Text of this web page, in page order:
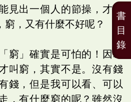
見出一個人的節操，才能
窮，又有什麼不好呢？
窮」確實是可怕的！因為
叫窮，其實不是。沒有錢
錢，但是我可以看、可以
，有什麼窮的呢？雖然沒
書
目
錄